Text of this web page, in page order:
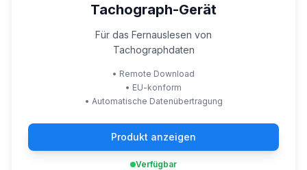
Tachograph-Gerät
Für das Fernauslesen von
Tachographdaten
• Remote Download
• EU-konform
• Automatische Datenübertragung
Produkt anzeigen
Verfügbar